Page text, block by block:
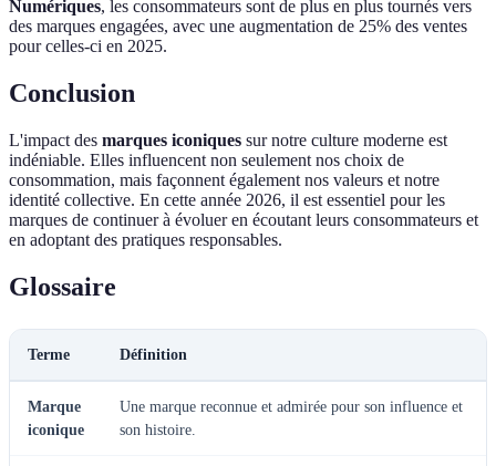
Numériques, les consommateurs sont de plus en plus tournés vers
des marques engagées, avec une augmentation de 25% des ventes
pour celles-ci en 2025.
Conclusion
L'impact des marques iconiques sur notre culture moderne est
indéniable. Elles influencent non seulement nos choix de
consommation, mais façonnent également nos valeurs et notre
identité collective. En cette année 2026, il est essentiel pour les
marques de continuer à évoluer en écoutant leurs consommateurs et
en adoptant des pratiques responsables.
Glossaire
Terme Définition
Marque
iconique
Une marque reconnue et admirée pour son influence et
son histoire.